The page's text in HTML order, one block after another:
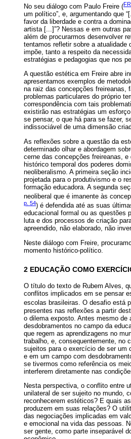
No seu diálogo com Paulo Freire (
um político”, e, argumentando que
favor da liberdade e contra a
artista [...]”? Nessas e em outras
além de procurarmos desenvolver
tentamos refletir sobre a atualidade
impõe, tanto a respeito da
estratégias e pedagogias que nos
A questão estética em Freire abre
apresentamos exemplos de
na raiz das concepções freireanas,
problemas particulares do próprio
correspondência com tais
existirão nas estratégias um
se pensar, o que há para se fazer,
indissociável de uma dimensão
As reflexões sobre a questão da
determinado olhar e abordagem
cerne das concepções freireanas,
histórico temporal dos poderes
neoliberalismo. A primeira seção
projetada para o produtivismo e o
formação educadora. A segunda
neoliberal que é imanente às
p. 54) é defendida até as suas
educacional formal ou as questões
luta e dos processos de criação
apreendido, não elaborado, não
Neste diálogo com Freire,
momento histórico-político.
2 EDUCAÇÃO COMO
O título do texto de Rubem Alves,
conflitos implicados em se pensar
escolas brasileiras. O desafio está
presentes nas reflexões a partir
o dilema exposto. Antes mesmo de
desdobramentos no campo da
que regem as aprendizagens no
trabalho, e, consequentemente, no
sujeitos para o exercício de ser um
e em um campo com
se tivermos como referência os
interferem diretamente nas
Nesta perspectiva, o conflito entre
unilateral de ser sujeito no mundo,
reconhecerem estéticos? E quais
produzem em suas relações? O
das negociações implicadas em
e emocional na vida das pessoas.
ser gente, como parte inseparável